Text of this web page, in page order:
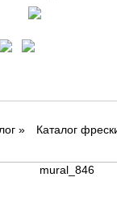
» Каталог